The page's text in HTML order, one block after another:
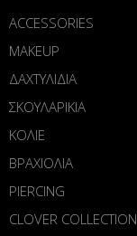
ACCESSORIES
MAKEUP
ΔΑΧΤΥΛΙΔΙΑ
ΣΚΟΥΛΑΡΙΚΙΑ
ΚΟΛΙΕ
ΒΡΑΧΙΟΛΙΑ
PIERCING
CLOVER COLLECTION